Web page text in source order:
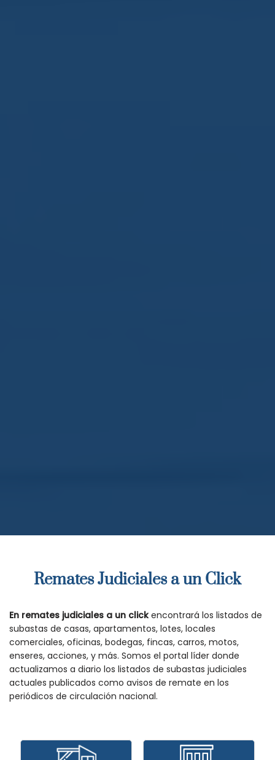
Remates Judiciales a un Click
En remates judiciales a un clickencontrará los listados de
subastas de casas, apartamentos, lotes, locales
comerciales, oficinas, bodegas, fincas, carros, motos,
enseres, acciones, y más. Somos el portal líder donde
actualizamos a diario los listados de subastas judiciales
actuales publicados como avisos de remate en los
periódicos de circulación nacional.